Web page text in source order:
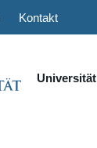
Kontakt
Universität